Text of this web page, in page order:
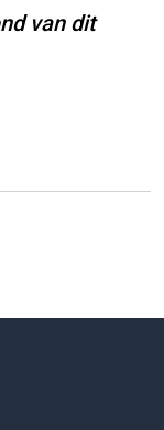
van dit